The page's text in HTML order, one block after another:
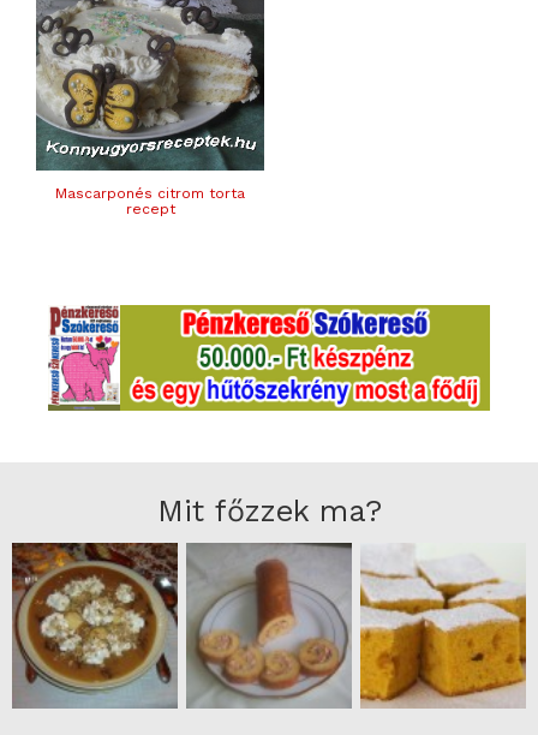
Mascarponés citrom torta
recept
Mit főzzek ma?